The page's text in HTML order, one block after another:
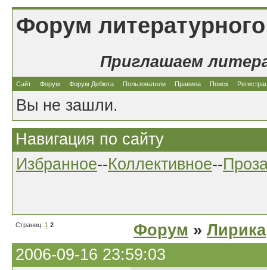
Форум
Приглашаем
Сайт Форум Форум Дебюта Пользователи Правила Поиск
Вы не зашли.
Навигация по сайту
Избранное--Коллективное--
Страниц: 1 2 Форум » Лирика
2006-09-16 23:59:03